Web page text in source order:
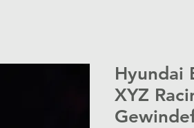
Hyundai
XYZ